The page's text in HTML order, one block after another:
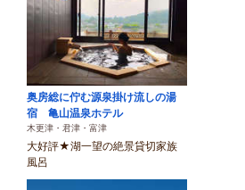
奥房総に佇む源泉掛け流しの湯
宿 亀山温泉ホテル
木更津・君津・富津
大好評★湖一望の絶景貸切家族
風呂